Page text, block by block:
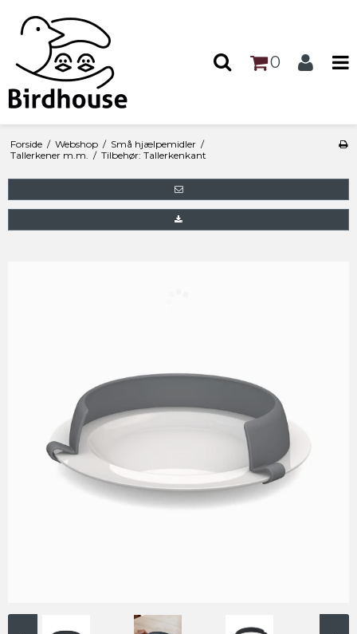
0
Forside / Webshop / Små hjælpemidler /
Tallerkener m.m.
/ Tilbehør: Tallerkenkant